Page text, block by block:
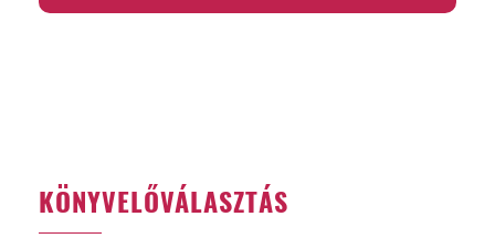
KÖNYVELŐVÁLASZTÁS